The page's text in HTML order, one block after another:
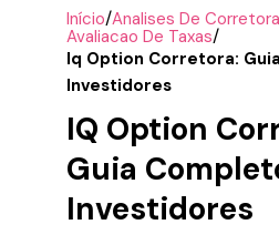
Início/Analises De
Avaliacao De Taxas/
Iq Option Corretora:
Investidores
IQ Option
Guia
Investidores